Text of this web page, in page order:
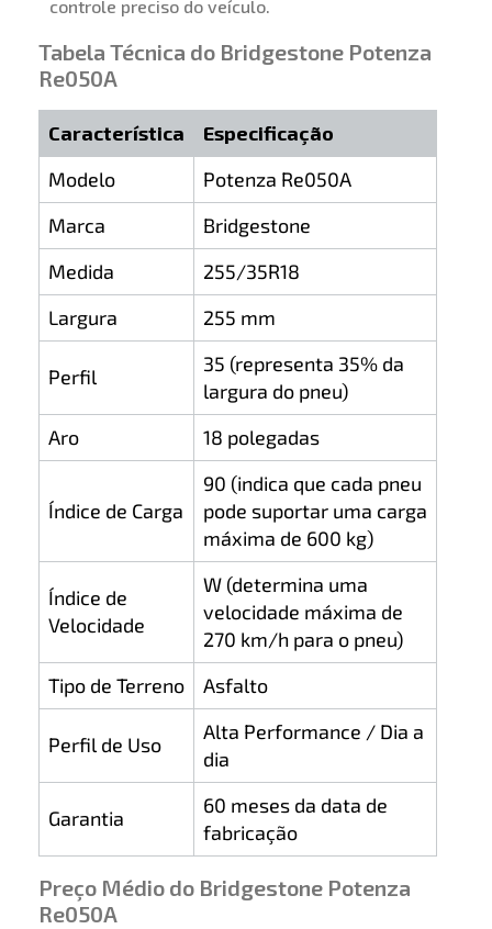
controle preciso do veículo.
Tabela Técnica do Bridgestone Potenza
Re050A
Característica
Especificação
Modelo
Potenza Re050A
Marca
Bridgestone
Medida
255/35R18
Largura
255 mm
Perfil
35 (representa 35% da
largura do pneu)
Aro
18 polegadas
Índice de Carga
90 (indica que cada pneu
pode suportar uma carga
máxima de 600 kg)
Índice de
Velocidade
W (determina uma
velocidade máxima de
270 km/h para o pneu)
Tipo de Terreno
Asfalto
Perfil de Uso
Alta Performance / Dia a
dia
Garantia
60 meses da data de
fabricação
Preço Médio do Bridgestone Potenza
Re050A